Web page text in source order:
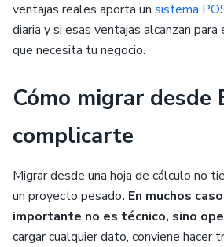
ventajas reales aporta un sistema
diaria y si esas ventajas alcanzan
que necesita tu negocio.
Cómo migrar desde
complicarte
Migrar desde una hoja de cálculo no
un proyecto pesado. En muchos
importante no es técnico, sino
cargar cualquier dato, conviene hacer